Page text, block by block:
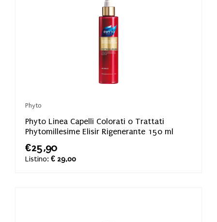
Phyto
Phyto Linea Capelli Colorati o Trattati
Phytomillesime Elisir Rigenerante 150 ml
€25,90
Listino: € 29,00